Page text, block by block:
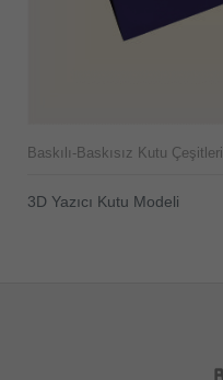
Baskılı-Baskısız Kutu Çeşitleri
3D Yazıcı Kutu Modeli
ÜRÜNÜ İNCELE